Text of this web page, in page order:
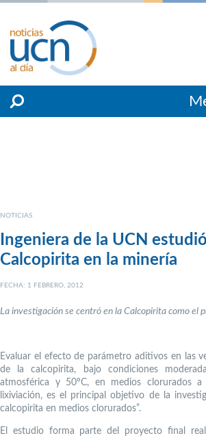
NOTICIAS
Ingeniera de la UCN
Calcopirita en la minería
FECHA: 1 FEBRERO, 2012
La investigación se centró en la Calcopirita como el
Evaluar el efecto de parámetro aditivos en las
de la calcopirita, bajo condiciones
atmosférica y 50ºC, en medios clorurados
lixiviación, es el principal objetivo de la
calcopirita en medios clorurados”.
El estudio forma parte del proyecto final